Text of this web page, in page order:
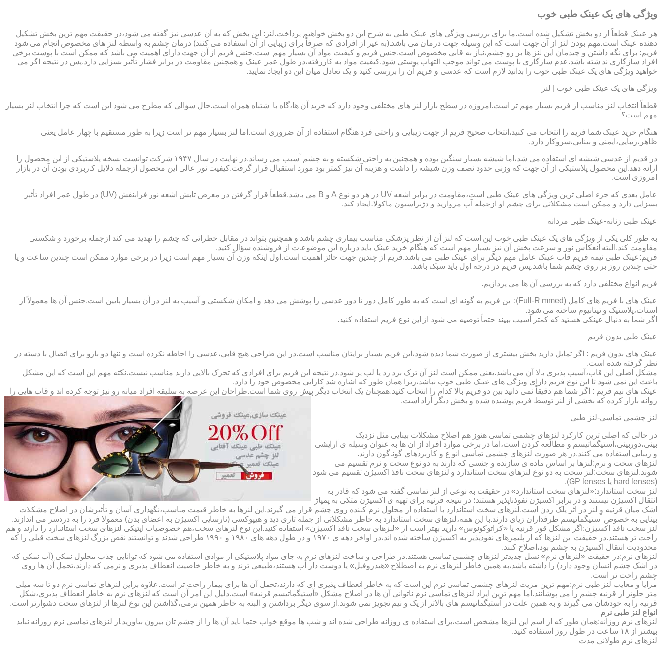
ویژگی های یک عینک طبی خوب
هر عینک قطعاً از دو بخش تشکیل شده است.ما برای بررسی ویژگی های عینک طبی به شرح این دو بخش خواهیم پرداخت.لنز: این بخش که به آن عدسی نیز گفته می شود،در حقیقت مهم ترین بخش تشکیل
دهنده عینک است.مهم بودن لنز از آن جهت است که این وسیله جهت درمان می باشد.(به غیر از افرادی که صرفاً برای زیبایی از آن استفاده می کنند) درمان چشم به واسطه لنز های مخصوص انجام می شود
فریم: برای نگه داشتن و چیدمان این لنز ها بر رو چشم،نیاز به قابی مخصوص است.جنس فریم و کیفیت مواد آن بسیار مهم است.جنس فریم از آن جهت دارای اهمیت می باشد که ممکن است با پوست برخی
افراد سازگاری نداشته باشد.عدم سازگاری با پوست می تواند موجب التهاب پوستی شود.کیفیت مواد به کاررفته،در طول عمر عینک و همچنین مقاومت در برابر فشار تأثیر بسزایی دارد.پس در نتیجه اگر می
خواهید ویژگی های یک عینک طبی خوب را بدانید لازم است که عدسی و فریم آن را بررسی کنید و یک تعادل میان این دو ایجاد نمایید.
ویژگی های یک عینک طبی خوب | لنز
قطعاً انتخاب لنز مناسب از فریم بسیار مهم تر است.امروزه در سطح بازار لنز های مختلفی وجود دارد که خرید آن ها،گاه با اشتباه همراه است.حال سؤالی که مطرح می شود این است که چرا انتخاب لنز بسیار
مهم است؟
هنگام خرید عینک شما فریم را انتخاب می کنید،انتخاب صحیح فریم از جهت زیبایی و راحتی فرد هنگام استفاده از آن ضروری است.اما لنز بسیار مهم تر است زیرا به طور مستقیم با چهار عامل یعنی
ظاهر،زیبایی،ایمنی و بینایی،سروکار دارد.
در قدیم از عدسی شیشه ای استفاده می شد،اما شیشه بسیار سنگین بوده و همچنین به راحتی شکسته و به چشم آسیب می رساند.در نهایت در سال ۱۹۴۷ شرکت توانست نسخه پلاستیکی از این محصول را
ارائه دهد.این محصول پلاستیکی از آن جهت که وزنی حدود نصف وزن شیشه را داشت و هزینه آن نیز کمتر بود مورد استقبال قرار گرفت.کیفیت نور عالی این محصول ازجمله دلایل کاربردی بودن آن در بازار
امروزی است.
عامل بعدی که جزء اصلی ترین ویژگی های عینک طبی است،مقاومت در برابر اشعه UV در هر دو نوع A و B می باشد.قطعاً قرار گرفتن در معرض تابش اشعه نور فرابنفش (UV) در طول عمر افراد تأثیر
بسزایی دارد و ممکن است مشکلاتی برای چشم او ازجمله آب مروارید و دژنراسیون ماکولا،ایجاد کند.
عینک طبی زنانه-عینک طبی مردانه
به طور کلی یکی از ویژگی های یک عینک طبی خوب این است که لنز آن از نظر پزشکی مناسب بیماری چشم باشد و همچنین بتواند در مقابل خطراتی که چشم را تهدید می کند ازجمله برخورد و شکستی
مقاومت کند.البته انعکاس نور و سرعت پخش آن نیز بسیار مهم است که هنگام خرید عینک باید درباره این موضوعات از فروشنده سؤال کنید.
فریم:عینک طبی نیمه فریم قاب عینک عامل مهم دیگر برای عینک طبی می باشد.فریم از چندین جهت حائز اهمیت است.اول اینکه وزن آن بسیار مهم است زیرا در برخی موارد ممکن است چندین ساعت و یا
حتی چندین روز بر روی چشم شما باشد.پس فریم در درجه اول باید سبک باشد.
فریم انواع مختلفی دارد که به بررسی آن ها می پردازیم.
عینک های با فریم های کامل (Full-Rimmed): این فریم به گونه ای است که به طور کامل دور تا دور عدسی را پوشش می دهد و امکان شکستی و آسیب به لنز در آن بسیار پایین است.جنس آن ها معمولاً از
استات،پلاستیک و تیتانیوم ساخته می شود.
اگر شما به دنبال عینکی هستید که کمتر آسیب ببیند حتماً توصیه می شود از این نوع فریم استفاده کنید.
عینک طبی بدون فریم
عینک های بدون فریم : اگر تمایل دارید بخش بیشتری از صورت شما دیده شود،این فریم بسیار برایتان مناسب است.در این طراحی هیچ قابی،عدسی را احاطه نکرده است و تنها دو بازو برای اتصال با دسته در
نظر گرفته شده است.
مشکل اصلی این قاب،آسیب پذیری بالا آن می باشد.یعنی ممکن است لنز آن ترک بردارد یا لب پر شود.در نتیجه این فریم برای افرادی که تحرک بالایی دارند مناسب نیست.نکته مهم این است که این مشکل
باعث این نمی شود تا این نوع فریم دارای ویژگی های عینک طبی خوب نباشد،زیرا همان طور که اشاره شد کارایی مخصوص خود را دارد.
عینک های نیم فریم : اگر شما هم دقیقاً نمی دانید بین دو فریم بالا کدام را انتخاب کنید،همچنان یک انتخاب دیگر پیش روی شما است.طراحان این عرصه به سلیقه افراد میانه رو نیز توجه کرده اند و قاب هایی را
روانه بازار کرده که بخشی از لنز توسط فریم پوشیده شده و بخش دیگر آزاد است.
لنز چشمی تماسی-لنز طبی
در حالی که اصلی ترین کارکرد لنزهای چشمی تماسی هنوز هم اصلاح مشکلات بینایی مثل نزدیک
بینی،دوربینی،آستیگماتیسم و مطالعه کردن است،اما در برخی موارد افراد از آن ها به عنوان وسیله ی آرایشی
و زیبایی استفاده می کنند.در هر صورت لنزهای چشمی تماسی انواع و کاربردهای گوناگون دارند.
لنزهای سخت و نرم:لنزها بر اساس ماده ی سازنده و جنسی که دارند به دو نوع سخت و نرم تقسیم می
شوند.لنزهای سخت:لنز سخت به دو نوع لنزهای سخت استاندارد و لنزهای سخت نافذ اکسیژن تقسیم می شود
(hard lenses یا GP lenses).
لنز سخت استاندارد:«لنزهای سخت استاندارد» در حقیقت به نوعی از لنز تماسی گفته می شود که قادر به
انتقال اکسیژن نیستند و در برابر اکسیژن نفوذناپذیر هستند؛ در نتیجه قرنیه برای تهیه ی اکسیژن متکی به پمپاژ
اشک میان قرنیه و لنز در اثر پلک زدن است.لنزهای سخت استاندارد با استفاده از محلول نرم کننده روی چشم قرار می گیرند.این لنزها به خاطر قیمت مناسب،نگهداری آسان و تأثیرشان در اصلاح مشکلات
بینایی به خصوص آستیگماتیسم طرفداران زیای دارند.با این همه،لنزهای سخت استاندارد به خاطر مشکلاتی از جمله تاری دید و هیپوکسی (نارسایی اکسیژن به اعضای بدن) معمولا فرد را به دردسر می اندازند.
لنز سخت نافذ اکسیژن:اگر مشکل قوز قرنیه یا «کراتوکونوس» دارید بهتر است از «لنزهای سخت نافذ اکسیژن» استفاده کنید.این نوع لنزهای سخت،هم خصوصیات اپتیکی لنزهای سخت استاندارد را دارند و هم
راحت تر هستند.در حقیقت این لنزها که از پلیمرهای نفوذپذیر به اکسیژن ساخته شده اند،در اواخر دهه ی ۱۹۷۰ و در طول دهه های ۱۹۸۰ و ۱۹۹۰ طراحی شدند و توانستند نقص بزرگ لنزهای سخت قبلی را که
محدودیت انتقال اکسیژن به چشم بود،اصلاح کنند.
لنزهای نرم:در حقیقت «لنزهای نرم» نسل جدیدتر لنزهای چشمی تماسی هستند.در طراحی و ساخت لنزهای نرم به جای مواد پلاستیکی از موادی استفاده می شود که توانایی جذب محلول نمکی (آب نمکی که
در اشک چشم انسان وجود دارد) را داشته باشد،به همین خاطر لنزهای نرم به اصطلاح «هیدروفیل» یا دوست دار آب هستند،طبیعی ترند و به خاطر خاصیت انعطاف پذیری و نرمی که دارند،تحمل آن ها روی
چشم راحت تر است.
مزایا و معایب لنز طبی نرم:مهم ترین مزیت لنزهای چشمی تماسی نرم این است که به خاطر انعطاف پذیری ای که دارند،تحمل آن ها برای بیمار راحت تر است.علاوه براین لنزهای تماسی نرم دو تا سه میلی
متر جلوتر از قرنیه چشم را می پوشانند.اما مهم ترین ایراد لنزهای تماسی نرم ناتوانی آن ها در اصلاح مشکل «آستیگماتیسم قرنیه» است.دلیل این امر آن است که لنزهای نرم به خاطر انعطاف پذیری،شکل
قرنیه را به خودشان می گیرند و به همین علت در آستیگماتیسم های بالاتر از یک و نیم تجویز نمی شوند.از سوی دیگر برداشتن و البته به خاطر همین نرمی،گذاشتن این نوع لنزها از لنزهای سخت دشوارتر است.
انواع لنز طبی نرم
لنزهای نرم روزانه:همان طور که از اسم این لنزها مشخص است،برای استفاده ی روزانه طراحی شده اند و شب ها موقع خواب حتما باید آن ها را از چشم تان بیرون بیاورید.از لنزهای تماسی نرم روزانه نباید
بیشتر از ۱۸ ساعت در طول روز استفاده کنید.
لنزهای نرم طولانی مدت